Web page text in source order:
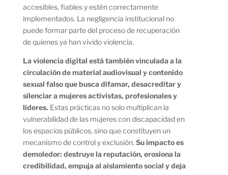
accesibles, fiables y estén correctamente
implementados. La negligencia institucional no
puede formar parte del proceso de recuperación
de quienes ya han vivido violencia.
La violencia digital está también vinculada a la
circulación de material audiovisual y contenido
sexual falso que busca difamar, desacreditar y
silenciar a mujeres activistas, profesionales y
líderes. Estas prácticas no solo multiplican la
vulnerabilidad de las mujeres con discapacidad en
los espacios públicos, sino que constituyen un
mecanismo de control y exclusión. Su impacto es
demoledor: destruye la reputación, erosiona la
credibilidad, empuja al aislamiento social y deja